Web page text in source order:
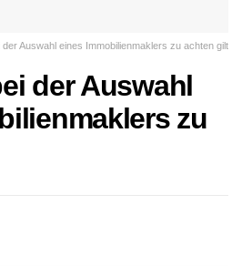
Auswahl eines Immobilienmaklers zu achten gilt
der Auswahl
zu